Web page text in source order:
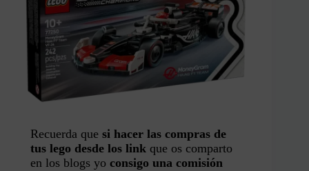
Recuerda que si hacer las compras de
tus lego desde los link que os comparto
en los blogs yo consigo una comisión